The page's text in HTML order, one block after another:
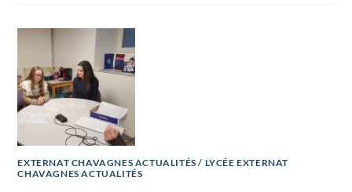
EXTERNAT CHAVAGNES ACTUALITÉS / LYCÉE EXTERNAT
CHAVAGNES ACTUALITÉS